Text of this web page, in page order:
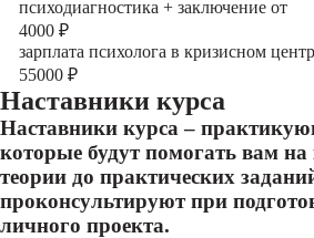
психодиагностика + заключение от
4000 ₽
зарплата психолога в кризисном
55000 ₽
Наставники курса
Наставники курса –
которые будут помогать вам
теории до практических
проконсультируют при
личного проекта.